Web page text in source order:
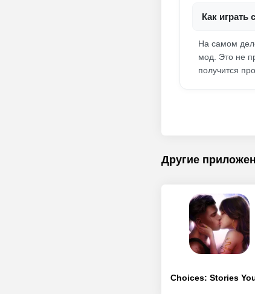
Как
На самом
мод. Это не
получится
Другие